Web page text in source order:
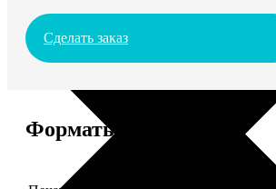
Сделать заказ
Форматы и цены